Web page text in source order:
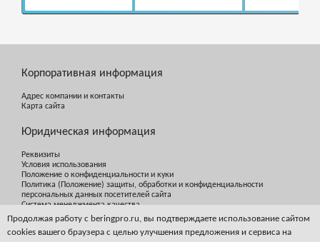
Корпоративная информация
Адрес компании и контакты
Карта сайта
Юридическая информация
Реквизиты
Условия использования
Положение о конфиденциальности и куки
Политика (Положение) защиты, обработки и конфиденциальности
персональных данных посетителей сайта
Система менеджмента качества
Продолжая работу с beringpro.ru, вы подтверждаете использование сайтом
cookies вашего браузера с целью улучшения предложения и сервиса на